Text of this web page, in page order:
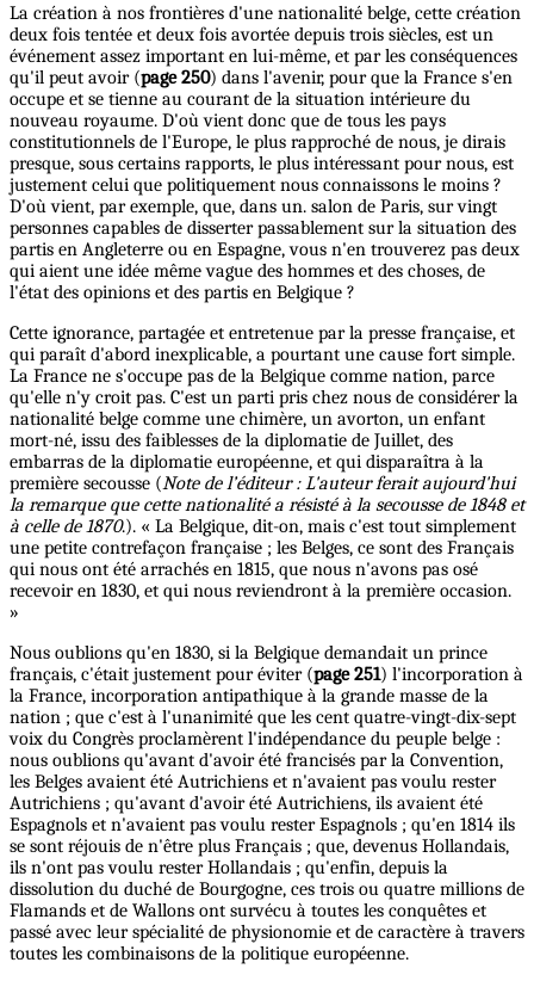
La création à nos frontières d'une nationalité belge, cette création
deux fois tentée et deux fois avortée depuis trois siècles, est un
événement assez important en lui-même, et par les conséquences
qu'il peut avoir (page 250) dans l'avenir, pour que la France s'en
occupe et se tienne au courant de la situation intérieure du
nouveau royaume. D'où vient donc que de tous les pays
constitutionnels de l'Europe, le plus rapproché de nous, je dirais
presque, sous certains rapports, le plus intéressant pour nous, est
justement celui que politiquement nous connaissons le moins ?
D'où vient, par exemple, que, dans un. salon de Paris, sur vingt
personnes capables de disserter passablement sur la situation des
partis en Angleterre ou en Espagne, vous n'en trouverez pas deux
qui aient une idée même vague des hommes et des choses, de
l'état des opinions et des partis en Belgique ?
Cette ignorance, partagée et entretenue par la presse française, et
qui paraît d'abord inexplicable, a pourtant une cause fort simple.
La France ne s'occupe pas de la Belgique comme nation, parce
qu'elle n'y croit pas. C'est un parti pris chez nous de considérer la
nationalité belge comme une chimère, un avorton, un enfant
mort-né, issu des faiblesses de la diplomatie de Juillet, des
embarras de la diplomatie européenne, et qui disparaîtra à la
première secousse (Note de l’éditeur : L'auteur ferait aujourd'hui
la remarque que cette nationalité a résisté à la secousse de 1848 et
à celle de 1870.). « La Belgique, dit-on, mais c'est tout simplement
une petite contrefaçon française ; les Belges, ce sont des Français
qui nous ont été arrachés en 1815, que nous n'avons pas osé
recevoir en 1830, et qui nous reviendront à la première occasion.
»
Nous oublions qu'en 1830, si la Belgique demandait un prince
français, c'était justement pour éviter (page 251) l'incorporation à
la France, incorporation antipathique à la grande masse de la
nation ; que c'est à l'unanimité que les cent quatre-vingt-dix-sept
voix du Congrès proclamèrent l'indépendance du peuple belge :
nous oublions qu'avant d'avoir été francisés par la Convention,
les Belges avaient été Autrichiens et n'avaient pas voulu rester
Autrichiens ; qu'avant d'avoir été Autrichiens, ils avaient été
Espagnols et n'avaient pas voulu rester Espagnols ; qu'en 1814 ils
se sont réjouis de n'être plus Français ; que, devenus Hollandais,
ils n'ont pas voulu rester Hollandais ; qu'enfin, depuis la
dissolution du duché de Bourgogne, ces trois ou quatre millions de
Flamands et de Wallons ont survécu à toutes les conquêtes et
passé avec leur spécialité de physionomie et de caractère à travers
toutes les combinaisons de la politique européenne.